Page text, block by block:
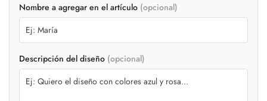
Nombre a agregar en el artículo (opcional)
Descripción del diseño (opcional)